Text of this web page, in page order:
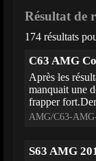
Résultat de
174 résultats
C63 AMG
Après les
manquait une
frapper
AMG/C63-
S63 AMG